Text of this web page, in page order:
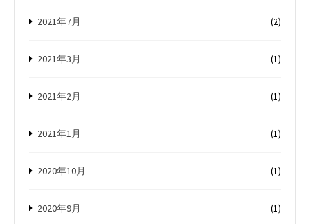
2021年7月 (2)
2021年3月 (1)
2021年2月 (1)
2021年1月 (1)
2020年10月 (1)
2020年9月 (1)